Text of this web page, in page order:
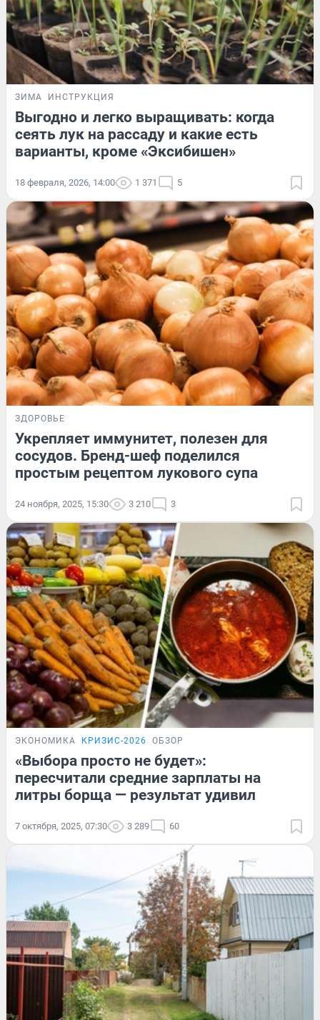
ЗИМА ИНСТРУКЦИЯ
Выгодно и легко выращивать: когда
сеять лук на рассаду и какие есть
варианты, кроме «Эксибишен»
18 февраля, 2026, 14:00 1 371 5
ЗДОРОВЬЕ
Укрепляет иммунитет, полезен для
сосудов. Бренд-шеф поделился
простым рецептом лукового супа
24 ноября, 2025, 15:30 3 210 3
ЭКОНОМИКА КРИЗИС-2026 ОБЗОР
«Выбора просто не будет»:
пересчитали средние зарплаты на
литры борща — результат удивил
7 октября, 2025, 07:30 3 289 60